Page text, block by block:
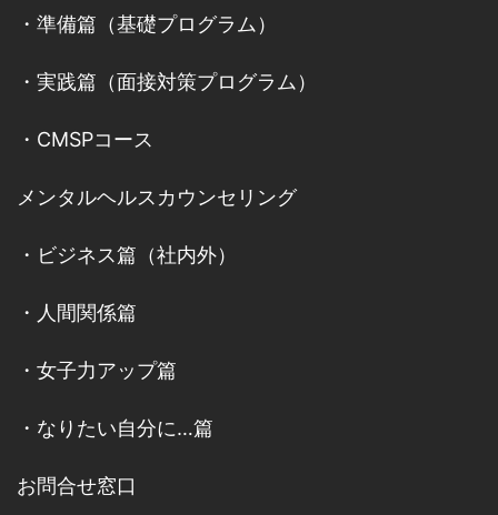
・ 準備篇（基礎プログラム）
・ 実践篇（面接対策プログラム）
・ CMSPコース
メンタルヘルスカウンセリング
・ ビジネス篇（社内外）
・ 人間関係篇
・ 女子力アップ篇
・ なりたい自分に…篇
お問合せ窓口